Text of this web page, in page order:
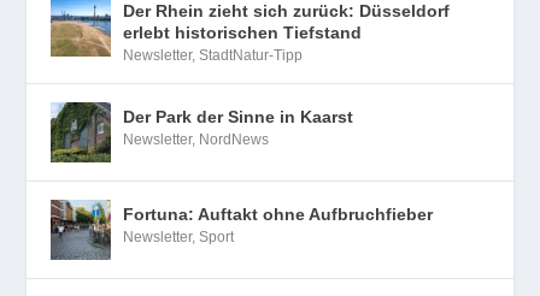
Der Rhein zieht sich zurück: Düsseldorf
erlebt historischen Tiefstand
Newsletter,StadtNatur-Tipp
Der Park der Sinne in Kaarst
Newsletter, NordNews
Fortuna: Auftakt ohne Aufbruchfieber
Newsletter,Sport